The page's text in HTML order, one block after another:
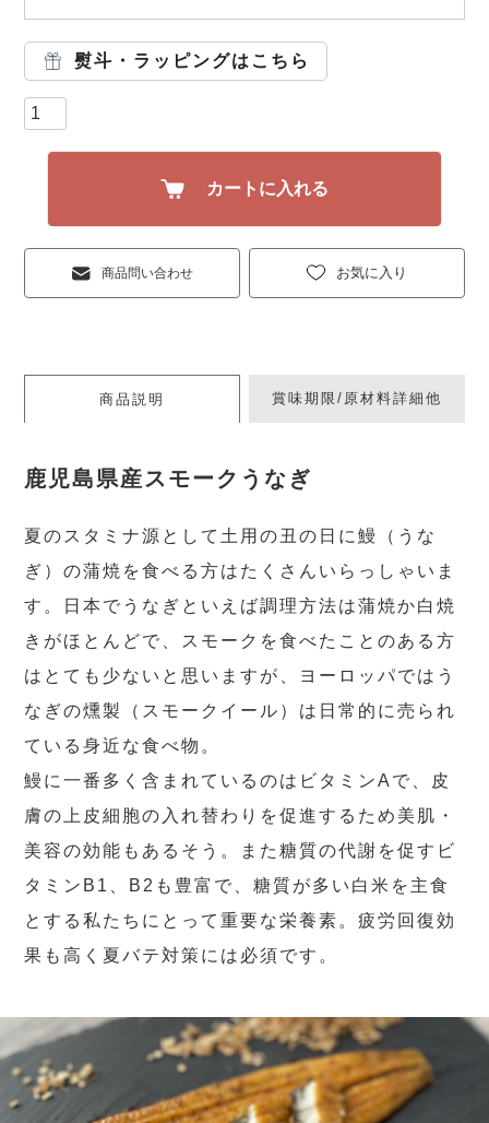
熨斗・ラッピングはこちら
お気に入り
カートに入れる
商品問い合わせ
商品説明 賞味期限/原材料詳細他
鹿児島県産スモークうなぎ
夏のスタミナ源として土用の丑の日に鰻（うな
ぎ）の蒲焼を食べる方はたくさんいらっしゃいま
す。日本でうなぎといえば調理方法は蒲焼か白焼
きがほとんどで、スモークを食べたことのある方
はとても少ないと思いますが、ヨーロッパではう
なぎの燻製（スモークイール）は日常的に売られ
ている身近な食べ物。
鰻に一番多く含まれているのはビタミンAで、皮
膚の上皮細胞の入れ替わりを促進するため美肌・
美容の効能もあるそう。また糖質の代謝を促すビ
タミンB1、B2も豊富で、糖質が多い白米を主食
とする私たちにとって重要な栄養素。疲労回復効
果も高く夏バテ対策には必須です。